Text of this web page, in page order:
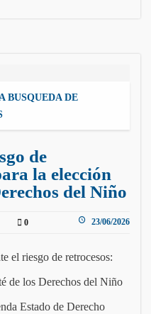
BUSQUEDA DE
de
la elección
del Niño
0 23/06/2026
el riesgo de retrocesos:
de los Derechos del Niño
Estado de Derecho